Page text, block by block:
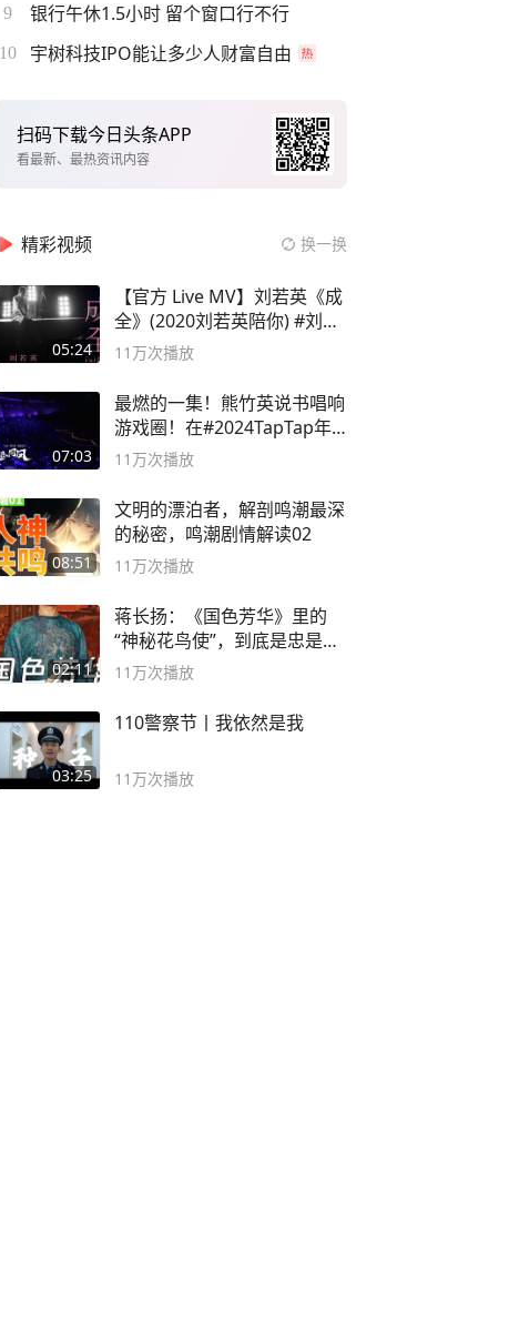
9 银行午休1.5小时 留个窗口行不行
10 宇树科技IPO能让多少人财富自由
扫码下载今日头条APP
看最新、最热资讯内容
精彩视频 换一换
05:24
【官方 Live MV】刘若英《成
全》(2020刘若英陪你) #刘若
英 #成全
11万次播放
07:03
最燃的一集！熊竹英说书唱响
游戏圈！在#2024TapTap年
度游戏大赏
11万次播放
08:51
文明的漂泊者，解剖鸣潮最深
的秘密，鸣潮剧情解读02
11万次播放
02:11
蒋长扬：《国色芳华》里的
“神秘花鸟使”，到底是忠是
奸？
11万次播放
03:25
110警察节丨我依然是我
11万次播放